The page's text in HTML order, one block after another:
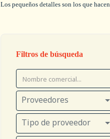
Los pequeños detalles son los que
Filtros de búsqueda
Proveedores
Tipo de proveedor